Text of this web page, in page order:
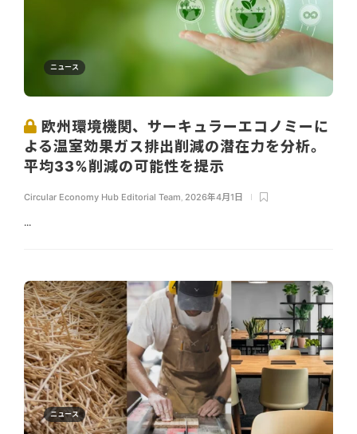
ニュース
欧州環境機関、サーキュラーエコノミーに
よる温室効果ガス排出削減の潜在力を分析。
平均33%削減の可能性を提示
Circular Economy Hub Editorial Team 2026年4月1日
...
ニュース